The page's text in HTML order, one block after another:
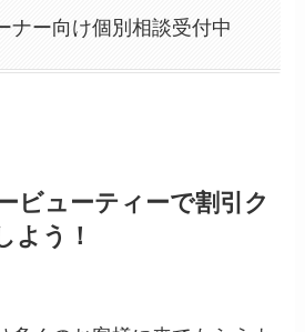
ー向け個別相談受付中
ビューティーで割引ク
よう！